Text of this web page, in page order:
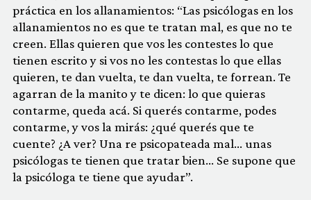
práctica en los allanamientos: “Las psicólogas en los
allanamientos no es que te tratan mal, es que no te
creen. Ellas quieren que vos les contestes lo que
tienen escrito y si vos no les contestas lo que ellas
quieren, te dan vuelta, te dan vuelta, te forrean. Te
agarran de la manito y te dicen: lo que quieras
contarme, queda acá. Si querés contarme, podes
contarme, y vos la mirás: ¿qué querés que te
cuente? ¿A ver? Una re psicopateada mal… unas
psicólogas te tienen que tratar bien… Se supone que
la psicóloga te tiene que ayudar”.